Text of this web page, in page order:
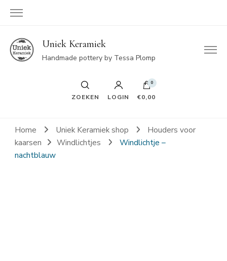
Uniek Keramiek
Handmade pottery by Tessa Plomp
ZOEKEN LOGIN
0
€0,00
Home Uniek Keramiek shop
Houders voor
kaarsen
Windlichtjes
Windlichtje –
nachtblauw